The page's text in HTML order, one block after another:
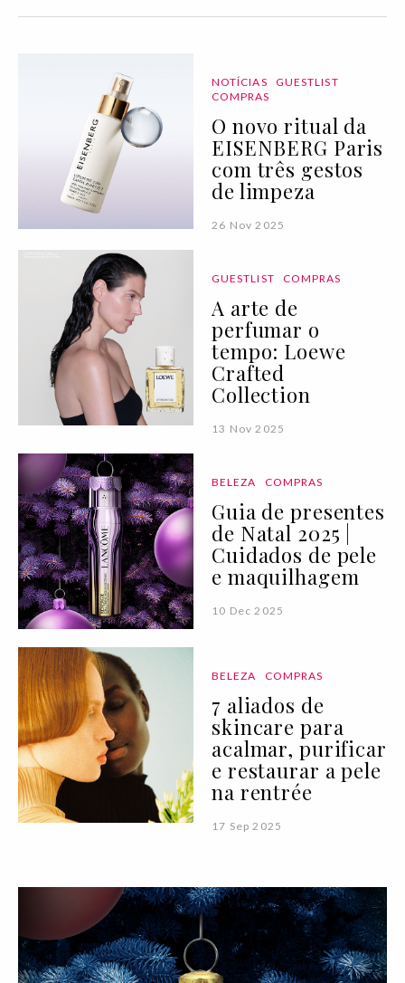
NOTÍCIAS
GUESTLIST
COMPRAS
O novo ritual da
EISENBERG Paris
com três gestos
de limpeza
26 Nov 2025
GUESTLIST COMPRAS
A arte de
perfumar o
tempo: Loewe
Crafted
Collection
13 Nov 2025
BELEZA COMPRAS
Guia de presentes
de Natal 2025 |
Cuidados de pele
e maquilhagem
10 Dec 2025
BELEZA COMPRAS
7 aliados de
skincare para
acalmar, purificar
e restaurar a pele
na rentrée
17 Sep 2025